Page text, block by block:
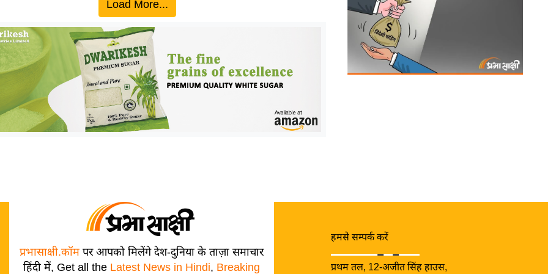
Load More...
प्रभासाक्षी.कॉमपर आपको मिलेंगे देश-दुनिया के ताज़ा समाचार
हिंदी में, Get all the Latest News in Hindi, Breaking
हमसे सम्पर्क करें
प्रथम तल, 12-अजीत सिंह हाउस,